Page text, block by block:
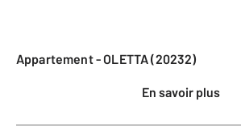
Appartement - OLETTA (20232)
En savoir plus